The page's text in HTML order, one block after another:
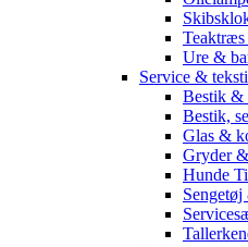
Ure &
Service &
Bestik &
Bestik,
Glas &
Gryder
Hunde